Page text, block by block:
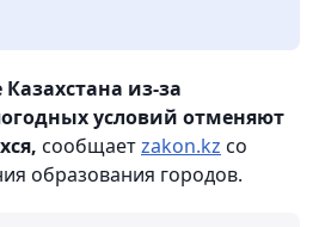
Казахстана из-за
условий отменяют
сообщаетzakon.kz со
образования городов.